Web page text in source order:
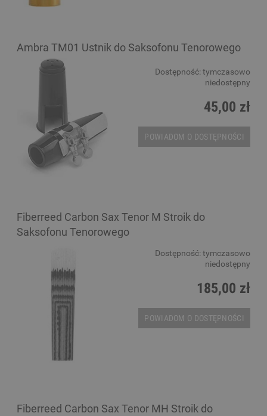
Ambra TM01 Ustnik do Saksofonu Tenorowego
Dostępność: tymczasowo
niedostępny
45,00 zł
POWIADOM O DOSTĘPNOŚCI
Fiberreed Carbon Sax Tenor M Stroik do
Saksofonu Tenorowego
Dostępność: tymczasowo
niedostępny
185,00 zł
POWIADOM O DOSTĘPNOŚCI
Fiberreed Carbon Sax Tenor MH Stroik do